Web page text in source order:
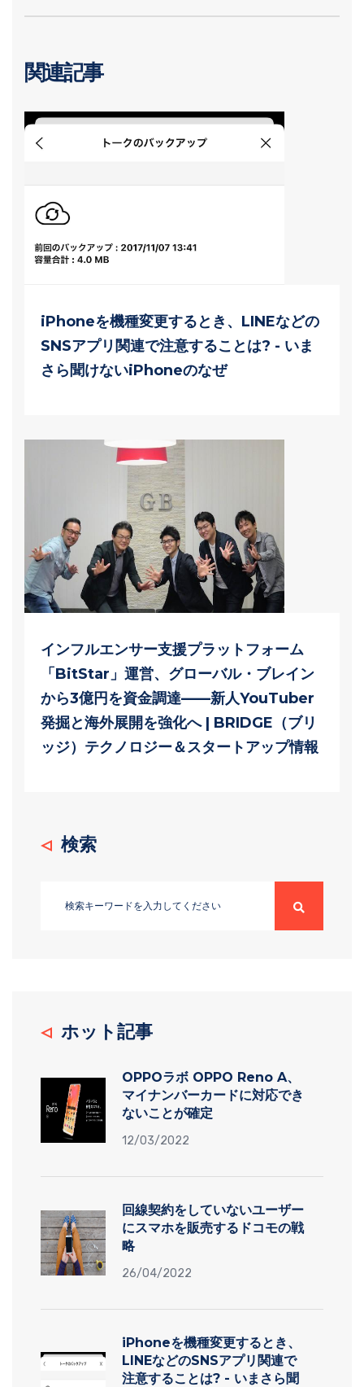
関連記事
iPhoneを機種変更するとき、LINEなどの
SNSアプリ関連で注意することは? - いま
さら聞けないiPhoneのなぜ
インフルエンサー支援プラットフォーム
「BitStar」運営、グローバル・ブレイン
から3億円を資金調達——新人YouTuber
発掘と海外展開を強化へ | BRIDGE（ブリ
ッジ）テクノロジー＆スタートアップ情報
検索
ホット記事
OPPOラボ OPPO Reno A、
マイナンバーカードに対応でき
ないことが確定
12/03/2022
回線契約をしていないユーザー
にスマホを販売するドコモの戦
略
26/04/2022
iPhoneを機種変更するとき、
LINEなどのSNSアプリ関連で
注意することは? - いまさら聞